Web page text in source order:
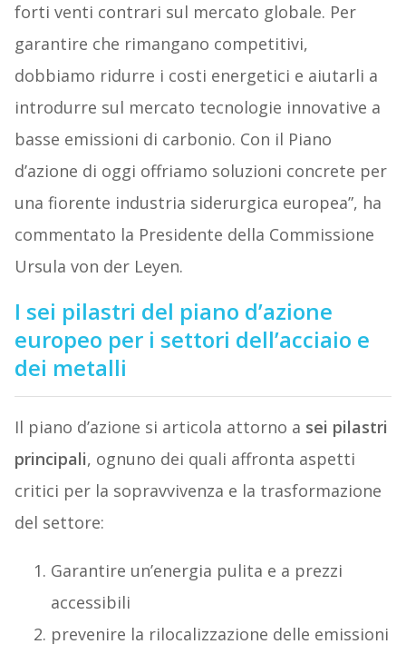
forti venti contrari sul mercato globale. Per
garantire che rimangano competitivi,
dobbiamo ridurre i costi energetici e aiutarli a
introdurre sul mercato tecnologie innovative a
basse emissioni di carbonio. Con il Piano
d’azione di oggi offriamo soluzioni concrete per
una fiorente industria siderurgica europea”, ha
commentato la Presidente della Commissione
Ursula von der Leyen.
I sei pilastri del piano d’azione
europeo per i settori dell’acciaio e
dei metalli
Il piano d’azione si articola attorno a sei pilastri
principali, ognuno dei quali affronta aspetti
critici per la sopravvivenza e la trasformazione
del settore:
Garantire un’energia pulita e a prezzi
accessibili
prevenire la rilocalizzazione delle emissioni